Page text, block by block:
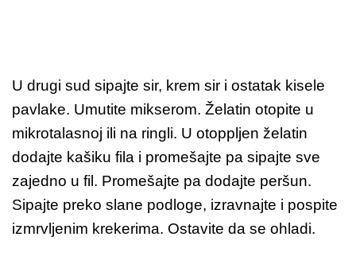
U drugi sud sipajte sir, krem sir i ostatak kisele
pavlake. Umutite mikserom. Želatin otopite u
mikrotalasnoj ili na ringli. U otoppljen želatin
dodajte kašiku fila i promešajte pa sipajte sve
zajedno u fil. Promešajte pa dodajte peršun.
Sipajte preko slane podloge, izravnajte i pospite
izmrvljenim krekerima. Ostavite da se ohladi.